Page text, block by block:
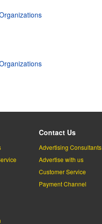
Contact Us
Advertising Consultants
Advertise with us
Customer Service
Payment Channel